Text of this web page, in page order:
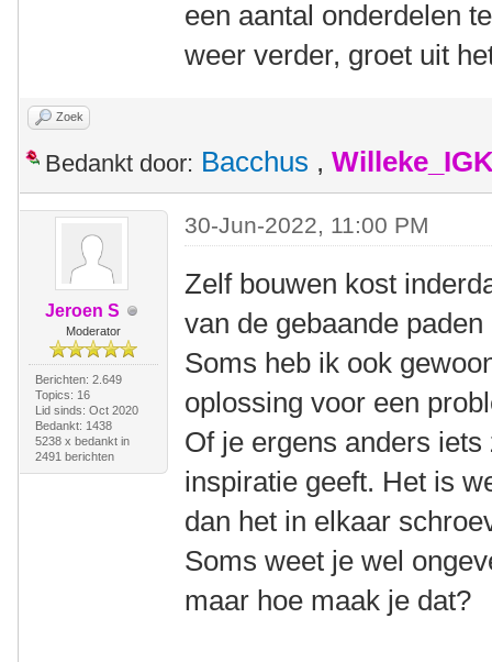
een aantal onderdelen
weer verder, groet uit
Zoek
Bedankt door: Bacchus ,
Jeroen S
Moderator
Berichten: 2.649
Topics: 16
Lid sinds: Oct 2020
Bedankt: 1438
5238 x bedankt in
2491 berichten
30-Jun-2022, 11:00 PM
Zelf bouwen kost
van de gebaande
Soms heb ik ook
oplossing voor een
Of je ergens anders
inspiratie geeft. Het is
dan het in elkaar
Soms weet je wel
maar hoe maak je dat?